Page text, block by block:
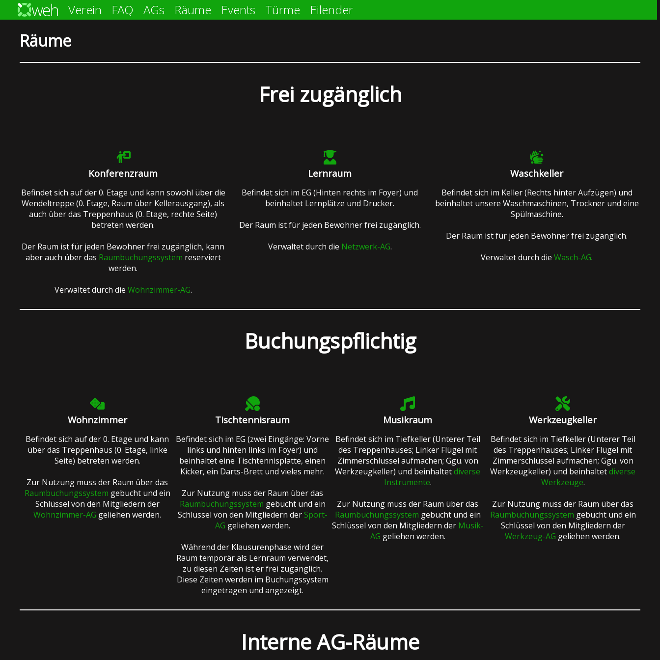
Verein FAQ AGs Räume Events Türme Eilender
Räume
Frei zugänglich
Konferenzraum
Befindet sich auf der 0. Etage und kann sowohl über die
Wendeltreppe (0. Etage, Raum über Kellerausgang), als
auch über das Treppenhaus (0. Etage, rechte Seite)
betreten werden.
Der Raum ist für jeden Bewohner frei zugänglich, kann
aber auch über das Raumbuchungssystem reserviert
werden.
Verwaltet durch die Wohnzimmer-AG.
Lernraum
Befindet sich im EG (Hinten rechts im Foyer) und
beinhaltet Lernplätze und Drucker.
Der Raum ist für jeden Bewohner frei zugänglich.
Verwaltet durch die Netzwerk-AG.
Waschkeller
Befindet sich im Keller (Rechts hinter Aufzügen) und
beinhaltet unsere Waschmaschinen, Trockner und eine
Spülmaschine.
Der Raum ist für jeden Bewohner frei zugänglich.
Verwaltet durch dieWasch-AG.
Buchungspflichtig
Wohnzimmer
Befindet sich auf der 0. Etage und kann
über das Treppenhaus (0. Etage, linke
Seite) betreten werden.
Zur Nutzung muss der Raum über das
Raumbuchungssystem gebucht und ein
Schlüssel von den Mitgliedern der
Wohnzimmer-AG geliehen werden.
Tischtennisraum
Befindet sich im EG (zwei Eingänge: Vorne
links und hinten links im Foyer) und
beinhaltet eine Tischtennisplatte, einen
Kicker, ein Darts-Brett und vieles mehr.
Zur Nutzung muss der Raum über das
Raumbuchungssystem gebucht und ein
Schlüssel von den Mitgliedern derSport-
AG geliehen werden.
Während der Klausurenphase wird der
Raum temporär als Lernraum verwendet,
zu diesen Zeiten ist er frei zugänglich.
Diese Zeiten werden im Buchungssystem
eingetragen und angezeigt.
Musikraum
Befindet sich im Tiefkeller (Unterer Teil
des Treppenhauses; Linker Flügel mit
Zimmerschlüssel aufmachen; Ggü. von
Werkzeugkeller) und beinhaltetdiverse
Instrumente.
Zur Nutzung muss der Raum über das
Raumbuchungssystem gebucht und ein
Schlüssel von den Mitgliedern der Musik-
AG geliehen werden.
Werkzeugkeller
Befindet sich im Tiefkeller (Unterer Teil
des Treppenhauses; Linker Flügel mit
Zimmerschlüssel aufmachen; Ggü. von
Werkzeugkeller) und beinhaltetdiverse
Werkzeuge.
Zur Nutzung muss der Raum über das
Raumbuchungssystem gebucht und ein
Schlüssel von den Mitgliedern der
Werkzeug-AG geliehen werden.
Interne AG-Räume